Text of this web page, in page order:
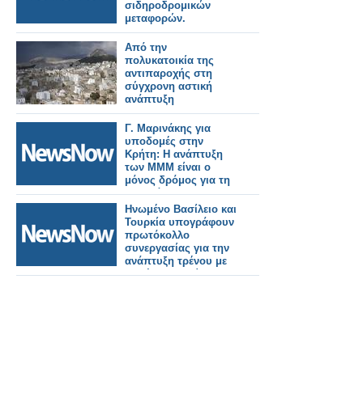
σιδηροδρομικών
μεταφορών.
Από την
πολυκατοικία της
αντιπαροχής στη
σύγχρονη αστική
ανάπτυξη
Γ. Μαρινάκης για
υποδομές στην
Κρήτη: Η ανάπτυξη
των ΜΜΜ είναι ο
μόνος δρόμος για τη
διασφάλιση της
οδικής ασφάλειας και
την προστασία της
ποιότητας ζωής των
κατοίκων
Ηνωμένο Βασίλειο και
Τουρκία υπογράφουν
πρωτόκολλο
συνεργασίας για την
ανάπτυξη τρένου με
κυψέλες καυσίμου